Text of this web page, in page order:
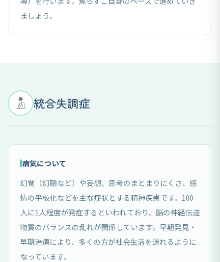
ましょう。
統合失調症
病気について
幻覚（幻聴など）や妄想、思考のまとまりにくさ、感
情の平板化などを主な症状とする精神疾患です。100
人に1人程度が発症するといわれており、脳の神経伝達
物質のバランスの乱れが関係しています。早期発見・
早期治療により、多くの方が社会生活を送れるように
なっています。